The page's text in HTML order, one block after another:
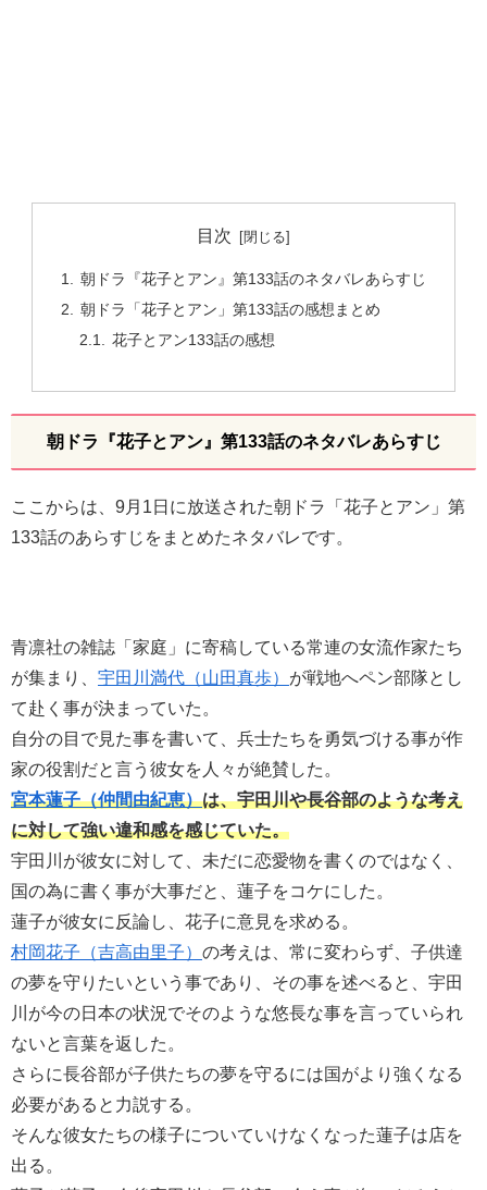
目次
朝ドラ『花子とアン』第133話のネタバレあらすじ
朝ドラ「花子とアン」第133話の感想まとめ
花子とアン133話の感想
朝ドラ『花子とアン』第133話のネタバレあらすじ
ここからは、9月1日に放送された朝ドラ「花子とアン」第
133話のあらすじをまとめたネタバレです。
青凛社の雑誌「家庭」に寄稿している常連の女流作家たち
が集まり、 宇田川満代（山田真歩） が戦地へペン部隊とし
て赴く事が決まっていた。
自分の目で見た事を書いて、兵士たちを勇気づける事が作
家の役割だと言う彼女を人々が絶賛した。
宮本蓮子（仲間由紀恵）は、宇田川や長谷部のような考え
に対して強い違和感を感じていた。
宇田川が彼女に対して、未だに恋愛物を書くのではなく、
国の為に書く事が大事だと、蓮子をコケにした。
蓮子が彼女に反論し、花子に意見を求める。
村岡花子（吉高由里子） の考えは、常に変わらず、子供達
の夢を守りたいという事であり、その事を述べると、宇田
川が今の日本の状況でそのような悠長な事を言っていられ
ないと言葉を返した。
さらに長谷部が子供たちの夢を守るには国がより強くなる
必要があると力説する。
そんな彼女たちの様子についていけなくなった蓮子は店を
出る。